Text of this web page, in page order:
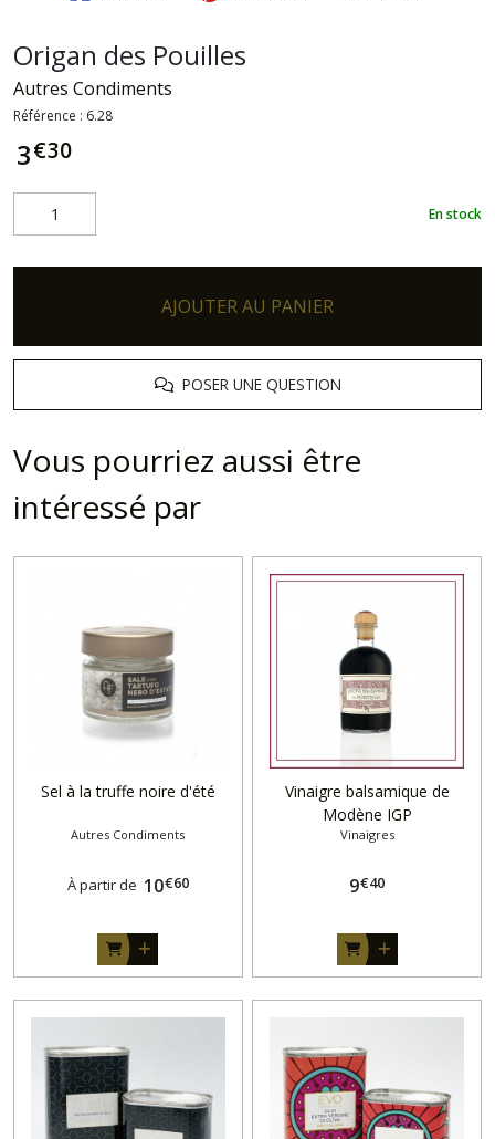
Origan des Pouilles
Autres Condiments
Référence : 6.28
3€30
En stock
AJOUTER AU PANIER
POSER UNE QUESTION
Vous pourriez aussi être
intéressé par
Sel à la truffe noire d'été
Autres Condiments
À partir de 10€60
Vinaigre balsamique de
Modène IGP
Vinaigres
9€40